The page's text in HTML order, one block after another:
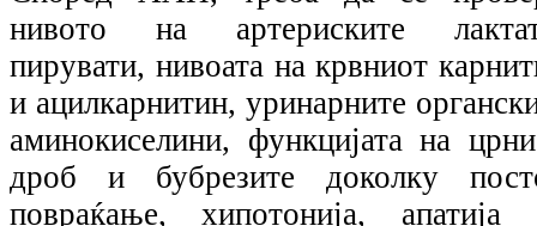
нивото на артериските
пирувати, нивоата на крвниот
и ацилкарнитин, уринарните
аминокиселини, функцијата на
дроб и бубрезите доколку
повраќање, хипотонија, апатија